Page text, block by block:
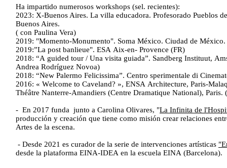
Ha impartido numerosos workshops (sel. recientes):
2023: X-Buenos Aires. La villa educadora. Profesorado Pueblos
Buenos Aires.
( con Paulina Vera)
2019: "Momento-Monumento". Soma México. Ciudad de México.
2019:”La post banlieue". ESA Aix-en- Provence (FR)
2018: “A guided tour / Una visita guiada”. Sandberg Instituut,
Andrea Rodríguez Novoa)
2018: “New Palermo Felicissima”. Centro sperimentale di
2016: « Welcome to Caveland? », ENSA Architecture, Paris-
Théâtre Nanterre-Amandiers (Centre Dramatique National), Paris.
- En 2017 funda junto a Carolina Olivares, "La Infinita de
producción y creación que tiene como misión crear relaciones
Artes de la escena.
- Desde 2021 es curador de la serie de intervenciones artísticas
desde la plataforma EINA-IDEA en la escuela EINA (Barcelona).